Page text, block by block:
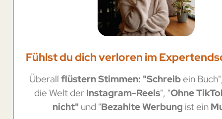
Fühlst du dich verloren im
Überallflüstern Stimmen: "Schreibein
die Welt der Instagram-Reels", "Ohne
nicht" und "Bezahlte Werbung ist ein